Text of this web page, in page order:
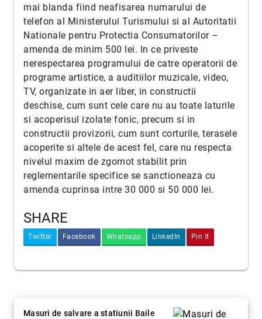
mai blanda fiind neafisarea numarului de
telefon al Ministerului Turismului si al Autoritatii
Nationale pentru Protectia Consumatorilor –
amenda de minim 500 lei. In ce priveste
nerespectarea programului de catre operatorii de
programe artistice, a auditiilor muzicale, video,
TV, organizate in aer liber, in constructii
deschise, cum sunt cele care nu au toate laturile
si acoperisul izolate fonic, precum si in
constructii provizorii, cum sunt corturile, terasele
acoperite si altele de acest fel, care nu respecta
nivelul maxim de zgomot stabilit prin
reglementarile specifice se sanctioneaza cu
amenda cuprinsa intre 30 000 si 50 000 lei.
SHARE
Twitter Facebook Whatsapp LinkedIn Pin It
Masuri de salvare a statiunii Baile